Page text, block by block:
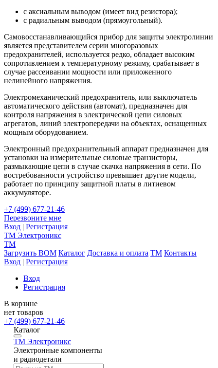
с аксиальным выводом (имеет вид резистора);
с радиальным выводом (прямоугольный).
Самовосстанавливающийся прибор для защиты электролинии
является представителем серии многоразовых
предохранителей, используется редко, обладает высоким
сопротивлением к температурному режиму, срабатывает в
случае рассеивании мощности или приложенного
нелинейного напряжения.
Электромеханический предохранитель, или выключатель
автоматического действия (автомат), предназначен для
контроля напряжения в электрической цепи силовых
агрегатов, линий электропередачи на объектах, оснащенных
мощным оборудованием.
Электронный предохранительный аппарат предназначен для
установки на измерительные силовые транзисторы,
размыкающие цепи в случае скачка напряжения в сети. По
востребованности устройство превышает другие модели,
работает по принципу защитной платы в литиевом
аккумуляторе.
+7 (499) 677-21-46
Перезвоните мне
Вход | Регистрация
TM Электроникс
TM
Загрузить BOM Каталог Доставка и оплата TM Контакты
Вход | Регистрация
Вход
Регистрация
В корзине
нет товаров
+7 (499) 677-21-46
Каталог
TM Электроникс
Электронные компоненты
и радиодетали